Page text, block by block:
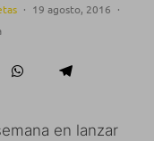
· 19 agosto, 2016 ·
en lanzar